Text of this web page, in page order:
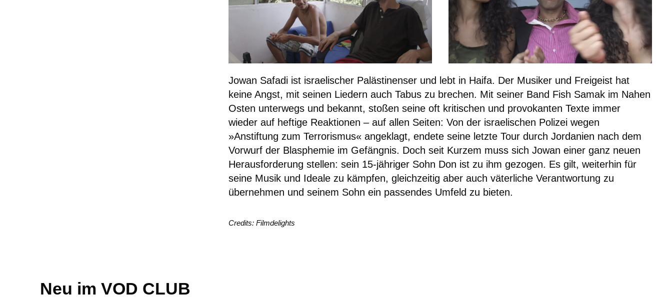
Jowan Safadi ist israelischer Palästinenser und lebt in Haifa. Der Musiker und Freigeist hat
keine Angst, mit seinen Liedern auch Tabus zu brechen. Mit seiner Band Fish Samak im Nahen
Osten unterwegs und bekannt, stoßen seine oft kritischen und provokanten Texte immer
wieder auf heftige Reaktionen – auf allen Seiten: Von der israelischen Polizei wegen
»Anstiftung zum Terrorismus« angeklagt, endete seine letzte Tour durch Jordanien nach dem
Vorwurf der Blasphemie im Gefängnis. Doch seit Kurzem muss sich Jowan einer ganz neuen
Herausforderung stellen: sein 15-jähriger Sohn Don ist zu ihm gezogen. Es gilt, weiterhin für
seine Musik und Ideale zu kämpfen, gleichzeitig aber auch väterliche Verantwortung zu
übernehmen und seinem Sohn ein passendes Umfeld zu bieten.
Credits: Filmdelights
Neu im VOD CLUB